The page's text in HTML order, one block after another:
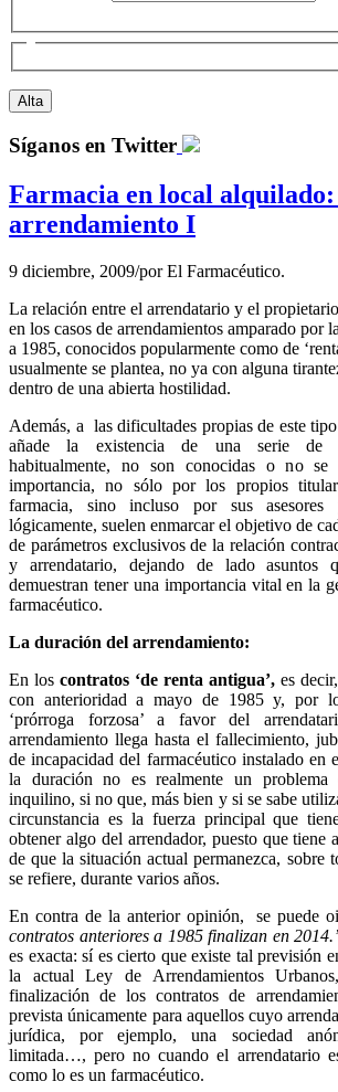
Síganos en Twitter
Farmacia en local
arrendamiento I
9 diciembre, 2009/porEl Farmacéutico.
La relación entre el arrendatario y el
en los casos de arrendamientos amparado por
a 1985, conocidos popularmente como de
usualmente se plantea, no ya con alguna
dentro de una abierta hostilidad.
Además, a las dificultades propias de este
añade la existencia de una serie de
habitualmente, no son conocidas o no
importancia, no sólo por los propios
farmacia, sino incluso por sus asesores
lógicamente, suelen enmarcar el objetivo de
de parámetros exclusivos de la relación
y arrendatario, dejando de lado asuntos
demuestran tener una importancia vital en la
farmacéutico.
La duración del arrendamiento:
En los contratos ‘de renta antigua’, es
con anterioridad a mayo de 1985 y, por
‘prórroga forzosa’ a favor del
arrendamiento llega hasta el fallecimiento,
de incapacidad del farmacéutico instalado en
la duración no es realmente un problema
inquilino, si no que, más bien y si se sabe
circunstancia es la fuerza principal que
obtener algo del arrendador, puesto que tiene
de que la situación actual permanezca, sobre
se refiere, durante varios años.
En contra de la anterior opinión,
se puede
contratos anteriores a 1985 finalizan en 2014.’
es exacta: sí es cierto que existe tal previsión
la actual Ley de Arrendamientos
finalización de los contratos de
prevista únicamente para aquellos cuyo
jurídica, por ejemplo, una sociedad
limitada…, pero no cuando el arrendatario
como lo es un farmacéutico.